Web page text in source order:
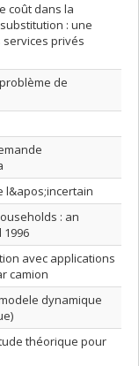
coût dans la
: une
privés
de
l&apos;incertain
: an
avec applications
camion
dynamique
théorique pour